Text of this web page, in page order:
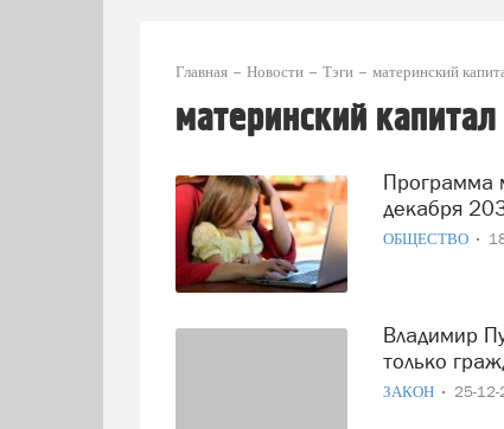
Главная Новости Тэги материнский
материнский капитал
Программа материнского капитала продлена до 31
декабря
ОБЩЕСТВО
Владимир Путин подписал закон о выплате маткапитала
только
ЗАКОН 25-